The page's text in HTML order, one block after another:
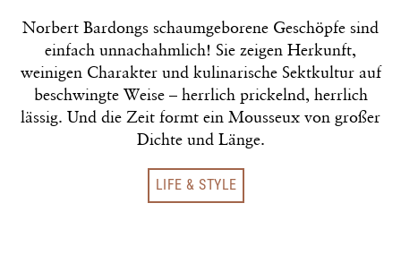
Norbert Bardongs schaumgeborene Geschöpfe sind
einfach unnachahmlich! Sie zeigen Herkunft,
weinigen Charakter und kulinarische Sektkultur auf
beschwingte Weise – herrlich prickelnd, herrlich
lässig. Und die Zeit formt ein Mousseux von großer
Dichte und Länge.
LIFE & STYLE